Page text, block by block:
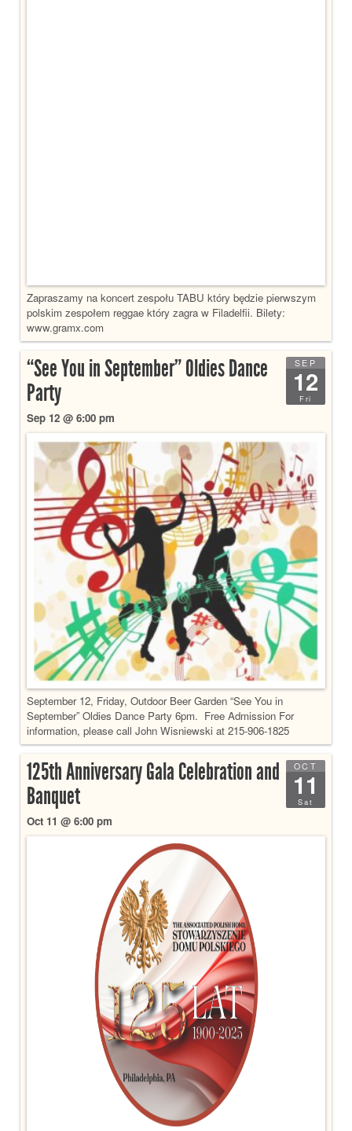
Zapraszamy na koncert zespołu TABU który będzie pierwszym
polskim zespołem reggae który zagra w Filadelfii. Bilety:
www.gramx.com
SEP
12
Fri
“See You in September” Oldies Dance
Party
Sep 12 @ 6:00 pm
September 12, Friday, Outdoor Beer Garden “See You in
September” Oldies Dance Party 6pm. Free Admission For
information, please call John Wisniewski at 215-906-1825
OCT
11
Sat
125th Anniversary Gala Celebration and
Banquet
Oct 11 @ 6:00 pm